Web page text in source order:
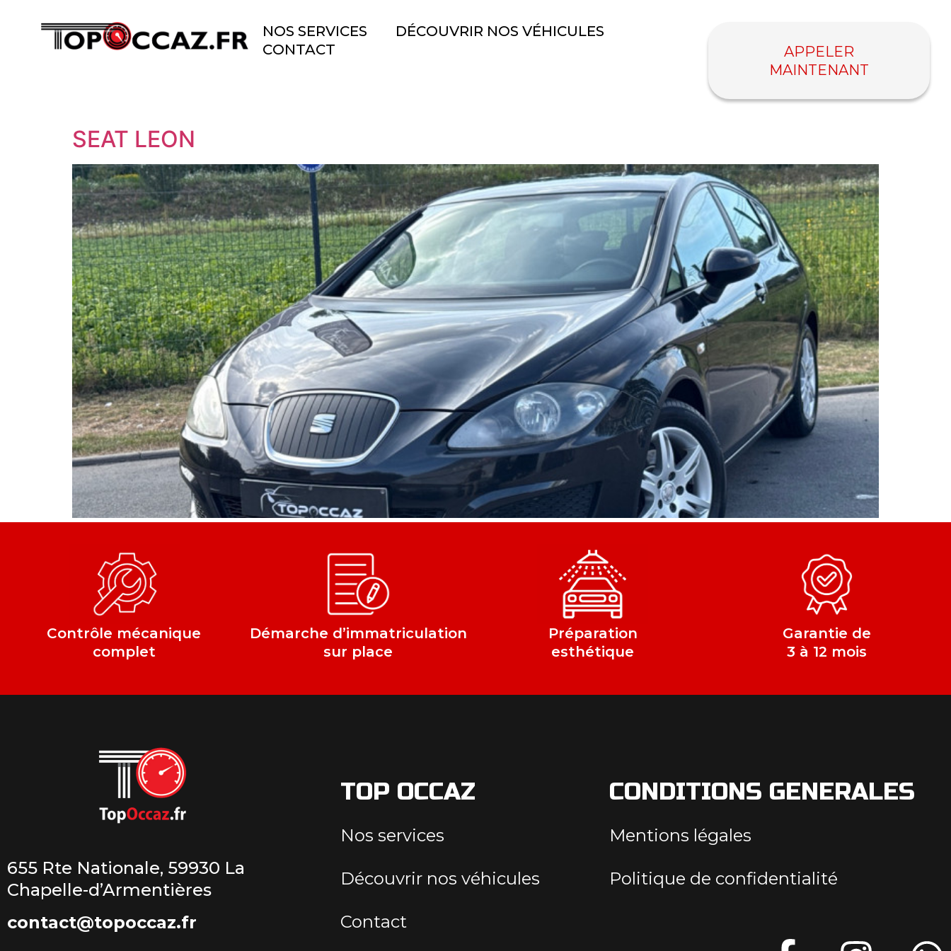
NOS SERVICES
DÉCOUVRIR NOS VÉHICULES
CONTACT
APPELER
MAINTENANT
SEAT LEON
Contrôle mécanique
complet
Démarche d’immatriculation
sur place
Préparation
esthétique
Garantie de
3 à 12 mois
655 Rte Nationale, 59930 La
Chapelle-d’Armentières
contact@topoccaz.fr
TOP OCCAZ
Nos services
Découvrir nos véhicules
Contact
CONDITIONS GENERALES
Mentions légales
Politique de confidentialité